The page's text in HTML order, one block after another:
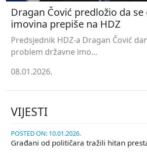
Dragan Čović predložio da se
imovina prepiše na HDZ
Predsjednik HDZ-a Dragan Čović
problem državne imo...
08.01.2026.
VIJESTI
POSTED ON: 10.01.2026.
Građani od političara tražili hitan